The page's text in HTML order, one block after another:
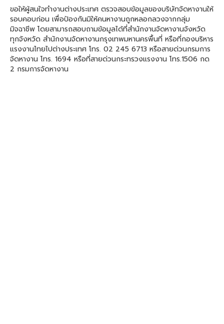
ขอให้ผู้สนใจทำงานต่างประเทศ ตรวจสอบข้อมูลของบริษัทจัดหางานให้
รอบคอบก่อน เพื่อป้องกันมิให้คนหางานถูกหลอกลวงจากกลุ่ม
มิจฉาชีพ โดยสามารถสอบถามข้อมูลได้ที่สำนักงานจัดหางานจังหวัด
ทุกจังหวัด สำนักงานจัดหางานกรุงเทพมหานครพื้นที่ หรือที่กองบริหาร
แรงงานไทยไปต่างประเทศ โทร. 02 245 6713 หรือสายด่วนกรมการ
จัดหางาน โทร. 1694 หรือที่สายด่วนกระทรวงแรงงาน โทร.1506 กด
2 กรมการจัดหางาน